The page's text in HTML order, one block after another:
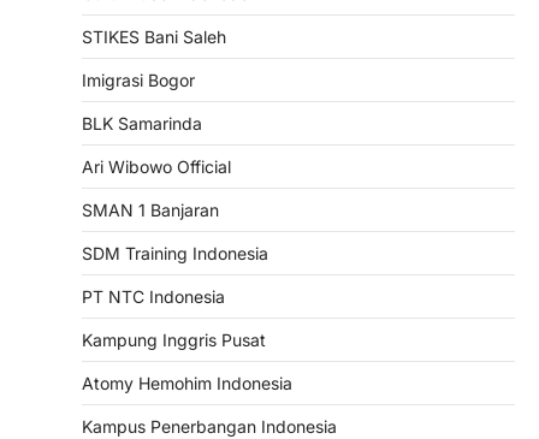
STIKES Bani Saleh
Imigrasi Bogor
BLK Samarinda
Ari Wibowo Official
SMAN 1 Banjaran
SDM Training Indonesia
PT NTC Indonesia
Kampung Inggris Pusat
Atomy Hemohim Indonesia
Kampus Penerbangan Indonesia